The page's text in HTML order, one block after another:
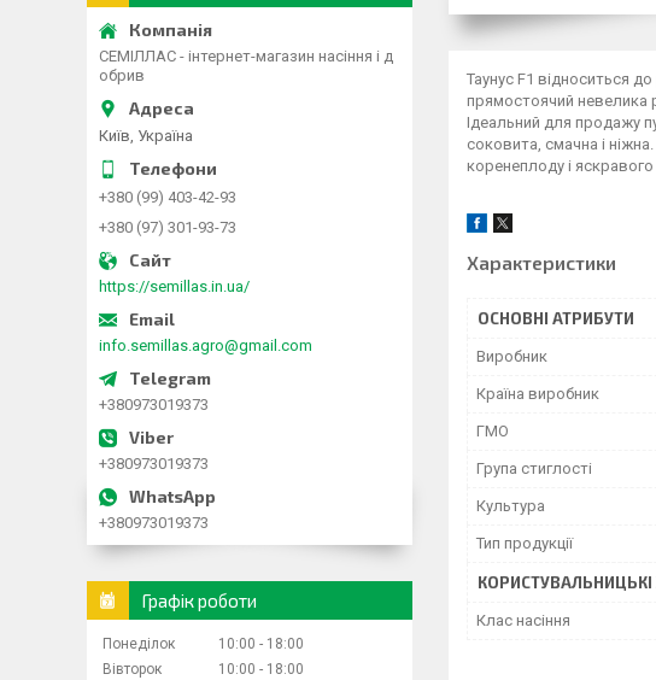
Таунус F1 відноситься
прямостоячий невелика
Ідеальний для продажу
соковита, смачна і
коренеплоду і
Характеристики
ОСНОВНІ АТРИБУТИ
Виробник
Країна виробник
ГМО
Група стиглості
Культура
Тип продукції
Клас насіння
СЕМІЛЛАС - інтернет-магазин насіння і д
обрив
Київ, Україна
+380 (99) 403-42-93
+380 (97) 301-93-73
https://semillas.in.ua/
info.semillas.agro@gmail.com
+380973019373
+380973019373
+380973019373
Графік роботи
Понеділок 10:00
18:00
Вівторок
10:00
18:00